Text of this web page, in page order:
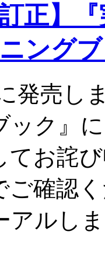
正】
ング
発売し
ック』
てお詫
ご確認
アルし